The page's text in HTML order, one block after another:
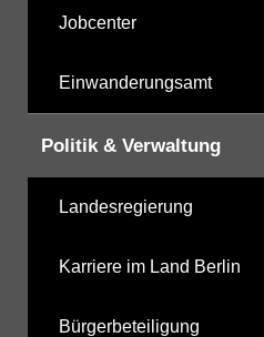
Jobcenter
Einwanderungsamt
Politik & Verwaltung
Landesregierung
Karriere im Land Berlin
Bürgerbeteiligung